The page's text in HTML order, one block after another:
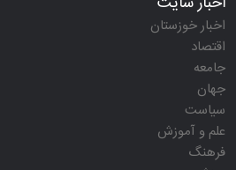
اخبار خوزستان
اقتصاد
جامعه
جهان
سیاست
علم و آموزش
فرهنگ